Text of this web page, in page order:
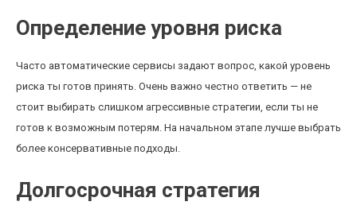
Определение уровня риска
Часто автоматические сервисы задают вопрос, какой уровень
риска ты готов принять. Очень важно честно ответить — не
стоит выбирать слишком агрессивные стратегии, если ты не
готов к возможным потерям. На начальном этапе лучше выбрать
более консервативные подходы.
Долгосрочная стратегия